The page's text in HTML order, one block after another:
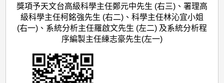
獎項予天文台高級科學主任鄭元中先生 (右三)、署理高
級科學主任柯銘強先生 (右二)、科學主任林沁宜小姐
(右一)、系統分析主任羅啟文先生 (左二) 及系統分析程
序編製主任練志豪先生(左一)